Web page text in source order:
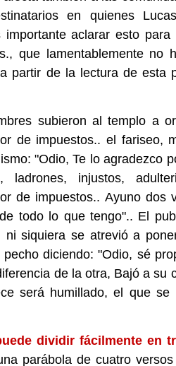
en quienes
importante aclarar esto
que lamentablemente no
partir de la lectura de esta
subieron al templo a
de impuestos.. el fariseo,
"Odio, Te lo agradezco
ladrones, injustos,
de impuestos.. Ayuno dos
todo lo que tengo".. El
ni siquiera se atrevió a
pecho diciendo: "Odio, sé
de la otra, Bajó a su
será humillado, el que
dividir fácilmente en
parábola de cuatro versos